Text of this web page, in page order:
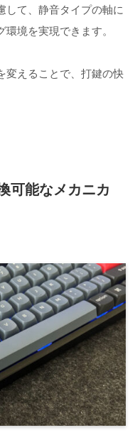
して、静音タイプの軸に
境を実現できます。
変えることで、打鍵の快
可能なメカニカ